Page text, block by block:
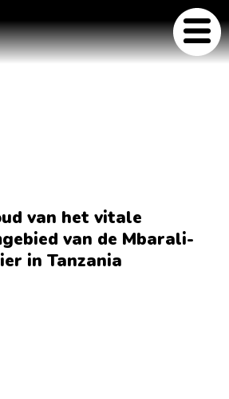
van het vitale
van de Mbarali-
in Tanzania